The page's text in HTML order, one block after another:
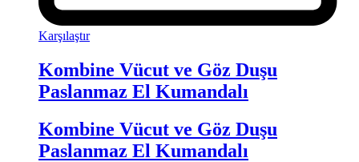
Karşılaştır
Kombine Vücut ve Göz Duşu
Paslanmaz El Kumandalı
Kombine Vücut ve Göz Duşu
Paslanmaz El Kumandalı